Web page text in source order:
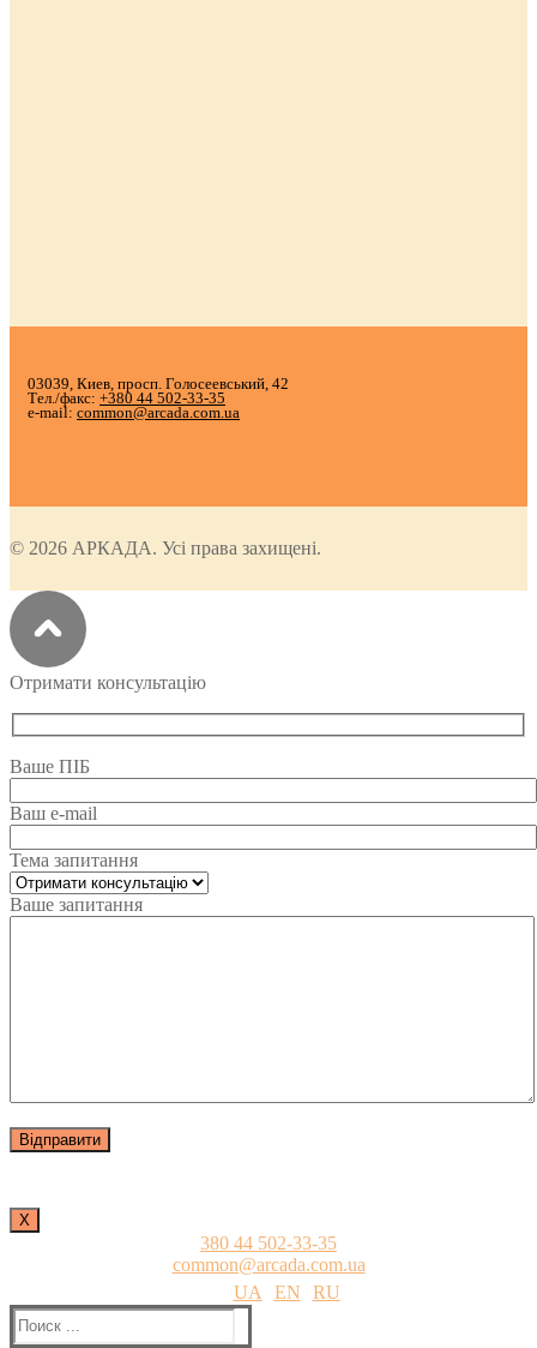
03039, Киев, просп. Голосеевський, 42
Тел./факс: +380 44 502-33-35
e-mail: common@arcada.com.ua
© 2026 АРКАДА. Усі права захищені.
Отримати консультацію
Ваше ПІБ
Ваш e-mail
Тема запитання
Ваше запитання
Х
380 44 502-33-35
common@arcada.com.ua
UA
EN
RU
Найти: